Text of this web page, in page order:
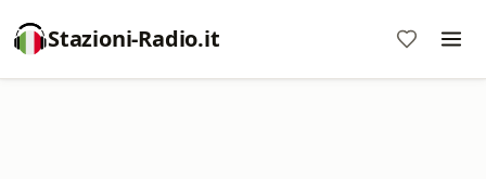
Stazioni-Radio.it